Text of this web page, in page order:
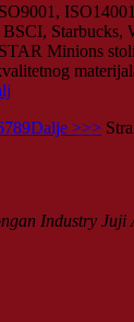
Starbucks,
Minions
789Dalje >>>
Industry Juji